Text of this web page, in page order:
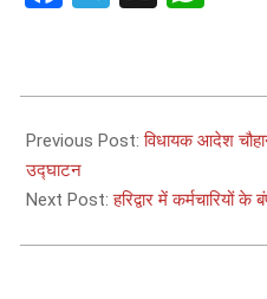
06-
09
Previous Post:विधायक आदेश
उद्घाटन
Next Post:हरिद्वार में कर्मचारियों के